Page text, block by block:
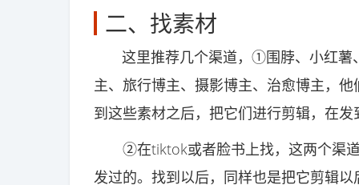
二、找素材
这里推荐几个渠道，①围脖、小红薯
主、旅行博主、摄影博主、治愈博主，
到这些素材之后，把它们进行剪辑，在
②在tiktok或者脸书上找，这两个渠道
发过的。找到以后，同样也是把它剪辑